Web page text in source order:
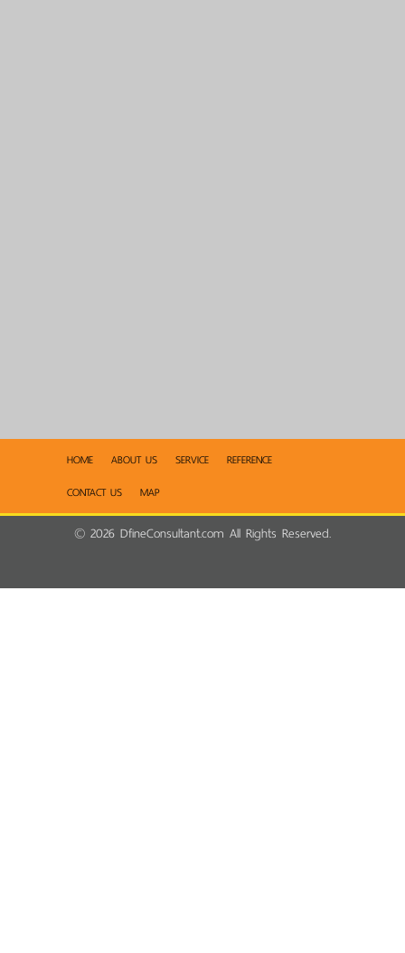
HOME ABOUT US SERVICE
REFERENCE
CONTACT US
MAP
© 2026 DfineConsultant.com All Rights Reserved.